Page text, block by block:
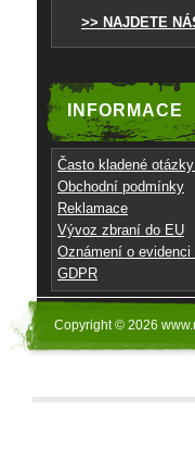
>> NAJDETE
INFORMACE
Často kladené
Obchodní podmínky
Reklamace
Vývoz zbraní do EU
Oznámení o evidenci
GDPR
Copyright © 2026